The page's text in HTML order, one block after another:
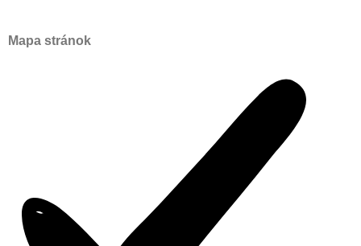
Mapa stránok